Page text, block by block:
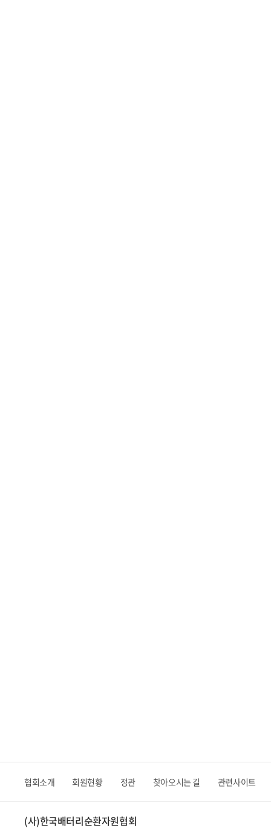
협회소개 회원현황 정관 찾아오시는 길 관련사이트
(사)한국배터리순환자원협회